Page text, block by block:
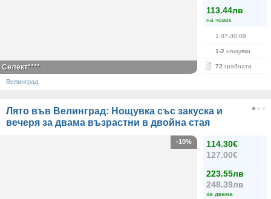
113.44лв
на човек
1.07-30.09
1-2 нощувки
72 грабнати
Селект****
Велинград
Лято във Велинград: Нощувка със закуска и
вечеря за двама възрастни в двойна стая
114.30€
127.00€
223.55лв
248.39лв
за двама
-10%